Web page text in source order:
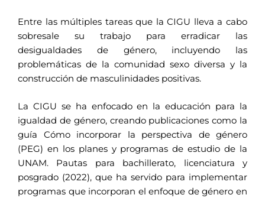
Entre las múltiples tareas que la CIGU lleva a cabo
sobresale su trabajo para erradicar las
desigualdades de género, incluyendo las
problemáticas de la comunidad sexo diversa y la
construcción de masculinidades positivas.
La CIGU se ha enfocado en la educación para la
igualdad de género, creando publicaciones como la
guía Cómo incorporar la perspectiva de género
(PEG) en los planes y programas de estudio de la
UNAM. Pautas para bachillerato, licenciatura y
posgrado (2022), que ha servido para implementar
programas que incorporan el enfoque de género en